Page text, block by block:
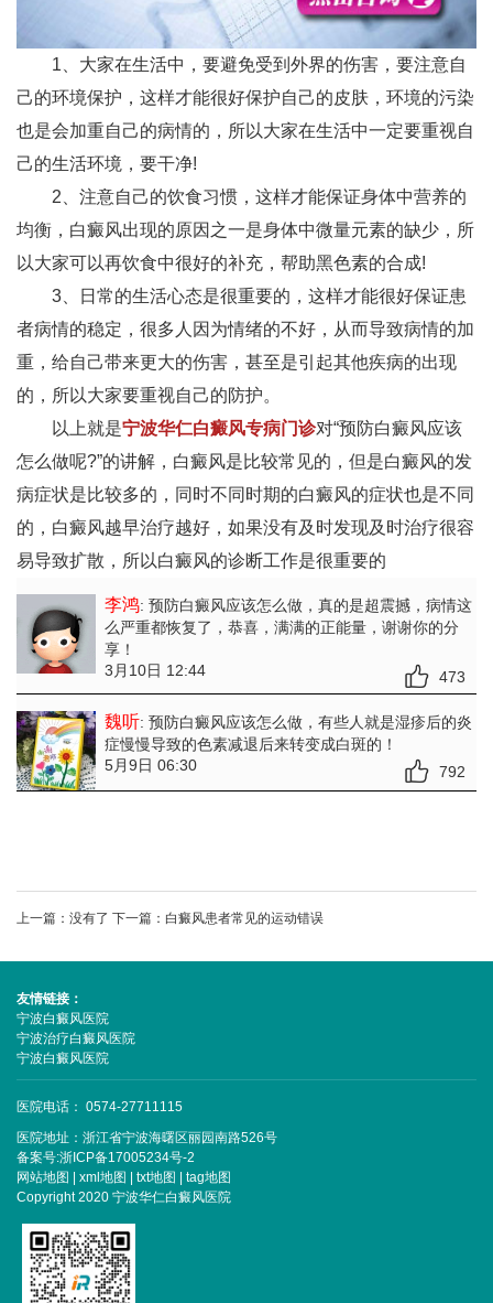
1、大家在生活中，要避免受到外界的伤害，要注意自
己的环境保护，这样才能很好保护自己的皮肤，环境的污染
也是会加重自己的病情的，所以大家在生活中一定要重视自
己的生活环境，要干净!
2、注意自己的饮食习惯，这样才能保证身体中营养的
均衡，白癜风出现的原因之一是身体中微量元素的缺少，所
以大家可以再饮食中很好的补充，帮助黑色素的合成!
3、日常的生活心态是很重要的，这样才能很好保证患
者病情的稳定，很多人因为情绪的不好，从而导致病情的加
重，给自己带来更大的伤害，甚至是引起其他疾病的出现
的，所以大家要重视自己的防护。
以上就是宁波华仁白癜风专病门诊对“预防白癜风应该
怎么做呢?”的讲解，白癜风是比较常见的，但是白癜风的发
病症状是比较多的，同时不同时期的白癜风的症状也是不同
的，白癜风越早治疗越好，如果没有及时发现及时治疗很容
易导致扩散，所以白癜风的诊断工作是很重要的
李鸿: 预防白癜风应该怎么做，真的是超震撼，病情这
么严重都恢复了，恭喜，满满的正能量，谢谢你的分
享！
3月10日 12:44
473
魏听: 预防白癜风应该怎么做，有些人就是湿疹后的炎
症慢慢导致的色素减退后来转变成白斑的！
5月9日 06:30
792
上一篇：没有了 下一篇： 白癜风患者常见的运动错误
友情链接：
宁波白癜风医院
宁波治疗白癜风医院
宁波白癜风医院
医院电话： 0574-27711115
医院地址：浙江省宁波海曙区丽园南路526号
备案号:浙ICP备17005234号-2
网站地图
xml地图 txt地图
tag地图
Copyright 2020 宁波华仁白癜风医院